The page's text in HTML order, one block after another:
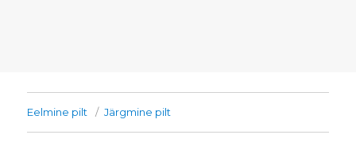
Eelmine pilt Järgmine pilt